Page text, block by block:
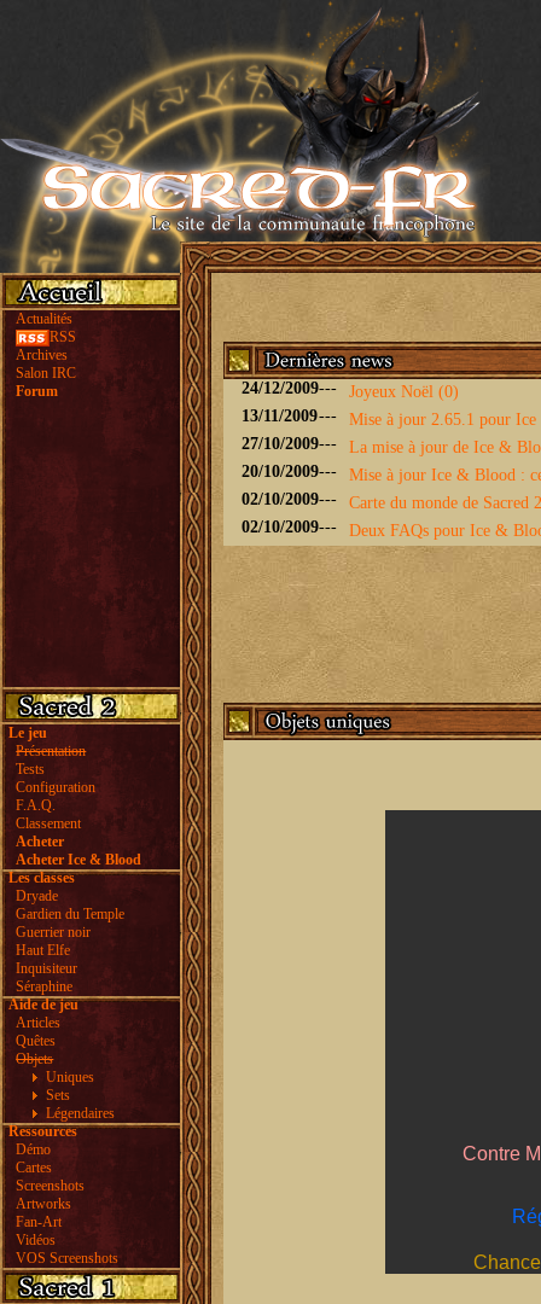
Actualités
RSS
Archives
Salon IRC
Forum
Le jeu
Présentation
Tests
Configuration
F.A.Q.
Classement
Acheter
Acheter Ice & Blood
Les classes
Dryade
Gardien du Temple
Guerrier noir
Haut Elfe
Inquisiteur
Séraphine
Aide de jeu
Articles
Quêtes
Objets
Uniques
Sets
Légendaires
Ressources
Démo
Cartes
Screenshots
Artworks
Fan-Art
Vidéos
VOS Screenshots
24/12/2009---
Joyeux Noël (0)
13/11/2009---
Mise à jour 2.65.1 pour
27/10/2009---
La mise à jour de Ice &
20/10/2009---
Mise à jour Ice & Blood :
02/10/2009---
Carte du monde de Sacred
02/10/2009--- Deux FAQs pour Ice &
Contre